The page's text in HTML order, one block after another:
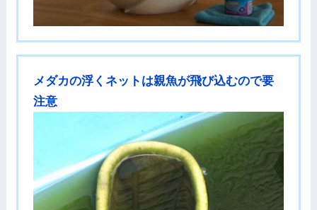
メダカの浮くネットは親魚が飛び込むので要
注意